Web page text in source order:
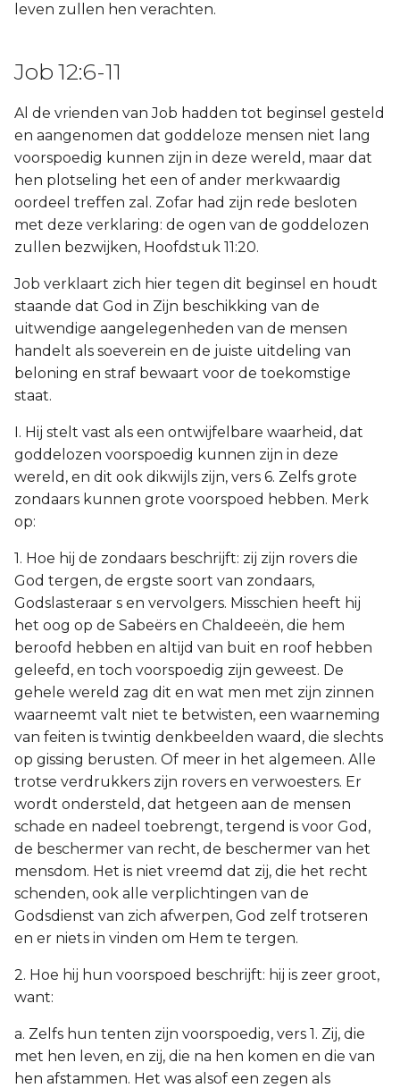
leven zullen hen verachten.
Job 12:6-11
Al de vrienden van Job hadden tot beginsel gesteld
en aangenomen dat goddeloze mensen niet lang
voorspoedig kunnen zijn in deze wereld, maar dat
hen plotseling het een of ander merkwaardig
oordeel treffen zal. Zofar had zijn rede besloten
met deze verklaring: de ogen van de goddelozen
zullen bezwijken, Hoofdstuk 11:20.
Job verklaart zich hier tegen dit beginsel en houdt
staande dat God in Zijn beschikking van de
uitwendige aangelegenheden van de mensen
handelt als soeverein en de juiste uitdeling van
beloning en straf bewaart voor de toekomstige
staat.
I. Hij stelt vast als een ontwijfelbare waarheid, dat
goddelozen voorspoedig kunnen zijn in deze
wereld, en dit ook dikwijls zijn, vers 6. Zelfs grote
zondaars kunnen grote voorspoed hebben. Merk
op:
1. Hoe hij de zondaars beschrijft: zij zijn rovers die
God tergen, de ergste soort van zondaars,
Godslasteraar s en vervolgers. Misschien heeft hij
het oog op de Sabeërs en Chaldeeën, die hem
beroofd hebben en altijd van buit en roof hebben
geleefd, en toch voorspoedig zijn geweest. De
gehele wereld zag dit en wat men met zijn zinnen
waarneemt valt niet te betwisten, een waarneming
van feiten is twintig denkbeelden waard, die slechts
op gissing berusten. Of meer in het algemeen. Alle
trotse verdrukkers zijn rovers en verwoesters. Er
wordt ondersteld, dat hetgeen aan de mensen
schade en nadeel toebrengt, tergend is voor God,
de beschermer van recht, de beschermer van het
mensdom. Het is niet vreemd dat zij, die het recht
schenden, ook alle verplichtingen van de
Godsdienst van zich afwerpen, God zelf trotseren
en er niets in vinden om Hem te tergen.
2. Hoe hij hun voorspoed beschrijft: hij is zeer groot,
want:
a. Zelfs hun tenten zijn voorspoedig, vers 1. Zij, die
met hen leven, en zij, die na hen komen en die van
hen afstammen. Het was alsof een zegen als